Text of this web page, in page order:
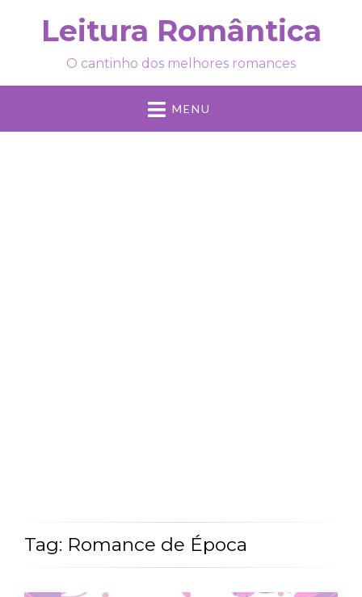
Leitura Romântica
O cantinho dos melhores romances
MENU
Tag: Romance de Época